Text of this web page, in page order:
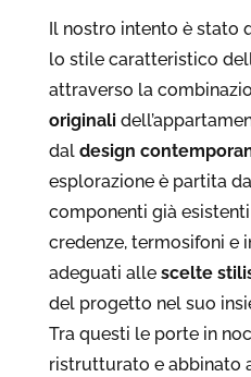
Il nostro intento è stato
lo stile caratteristico
attraverso la
originali
dal design
esplorazione è partita
componenti già
credenze, termosifoni e
adeguati alle scelte
del progetto nel suo
Tra questi le porte in
ristrutturato e abbinato